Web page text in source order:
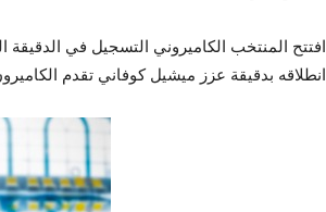
انطلاقه بدقيقة عزز ميشيل كوفاني تقدم